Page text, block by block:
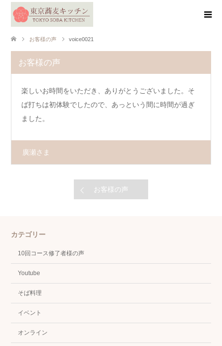
お客様の声 voice0021
お客様の声
楽しいお時間をいただき、ありがとうございました。そ
ば打ちは初体験でしたので、あっという間に時間が過ぎ
ました。
廣瀬さま
お客様の声
カテゴリー
10回コース修了者様の声
Youtube
そば料理
イベント
オンライン